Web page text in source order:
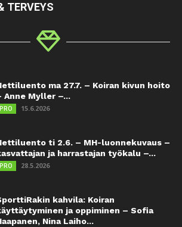
TERVEYS
ma 27.7. – Koiran kivun hoito
Anne Myller –...
PRO 15.6.2026
ti 2.6. – MH-luonnekuvaus –
ja harrastajan työkalu –...
PRO 28.5.2026
kahvila: Koiran
ja oppiminen – Sofia
Nina Laiho...